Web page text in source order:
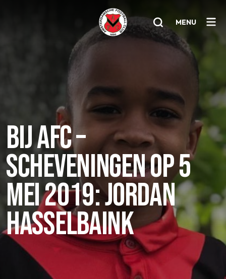
MENU
Jeugd
Senioren
Clubinfo
Nieuwsoverzicht
Sponsoring
SPORTPARK GOED GENOEG
BIJ AFC –
SCHEVENINGEN OP 5
MEI 2019: JORDAN
HASSELBAINK